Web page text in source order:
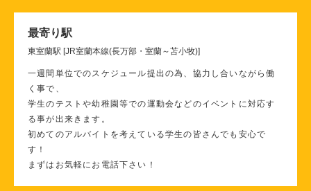
最寄り駅
東室蘭駅 [JR室蘭本線(長万部・室蘭～苫小牧)]
一週間単位でのスケジュール提出の為、協力し合いながら働
く事で、
学生のテストや幼稚園等での運動会などのイベントに対応す
る事が出来きます。
初めてのアルバイトを考えている学生の皆さんでも安心で
す！
まずはお気軽にお電話下さい！